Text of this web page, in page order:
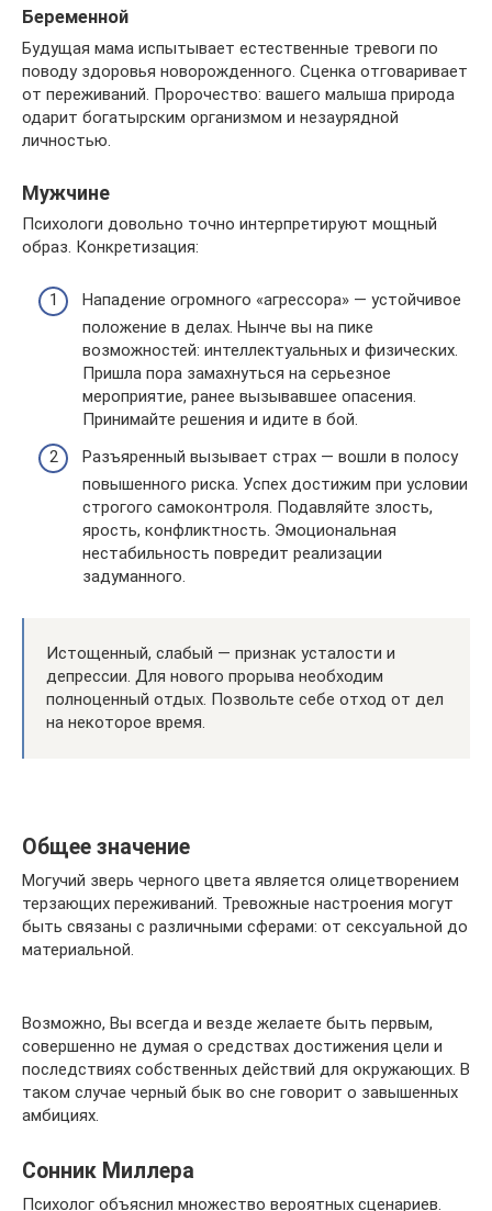
Беременной
Будущая мама испытывает естественные тревоги по
поводу здоровья новорожденного. Сценка отговаривает
от переживаний. Пророчество: вашего малыша природа
одарит богатырским организмом и незаурядной
личностью.
Мужчине
Психологи довольно точно интерпретируют мощный
образ. Конкретизация:
Нападение огромного «агрессора» — устойчивое
положение в делах. Нынче вы на пике
возможностей: интеллектуальных и физических.
Пришла пора замахнуться на серьезное
мероприятие, ранее вызывавшее опасения.
Принимайте решения и идите в бой.
Разъяренный вызывает страх — вошли в полосу
повышенного риска. Успех достижим при условии
строгого самоконтроля. Подавляйте злость,
ярость, конфликтность. Эмоциональная
нестабильность повредит реализации
задуманного.
Истощенный, слабый — признак усталости и
депрессии. Для нового прорыва необходим
полноценный отдых. Позвольте себе отход от дел
на некоторое время.
Общее значение
Могучий зверь черного цвета является олицетворением
терзающих переживаний. Тревожные настроения могут
быть связаны с различными сферами: от сексуальной до
материальной.
Возможно, Вы всегда и везде желаете быть первым,
совершенно не думая о средствах достижения цели и
последствиях собственных действий для окружающих. В
таком случае черный бык во сне говорит о завышенных
амбициях.
Сонник Миллера
Психолог объяснил множество вероятных сценариев.